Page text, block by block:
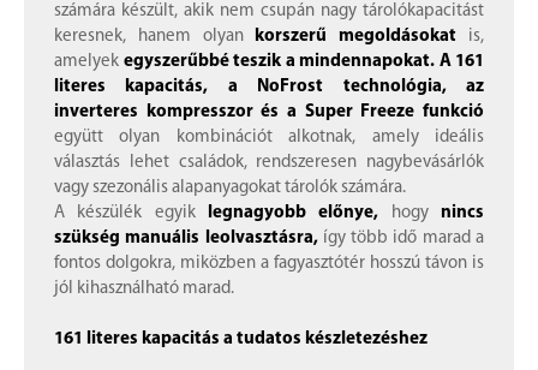
számára készült, akik nem csupán nagy tárolókapacitást
keresnek, hanem olyan korszerű megoldásokat is,
amelyek egyszerűbbé teszik a mindennapokat. A 161
literes kapacitás, a NoFrost technológia, az
inverteres kompresszor és a Super Freeze funkció
együtt olyan kombinációt alkotnak, amely ideális
választás lehet családok, rendszeresen nagybevásárlók
vagy szezonális alapanyagokat tárolók számára.
A készülék egyik legnagyobb előnye, hogynincs
szükség manuális leolvasztásra,így több idő marad a
fontos dolgokra, miközben a fagyasztótér hosszú távon is
jól kihasználható marad.
161 literes kapacitás a tudatos készletezéshez